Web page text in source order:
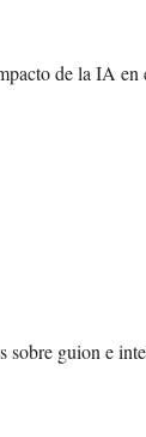
de la IA
sobre guion e